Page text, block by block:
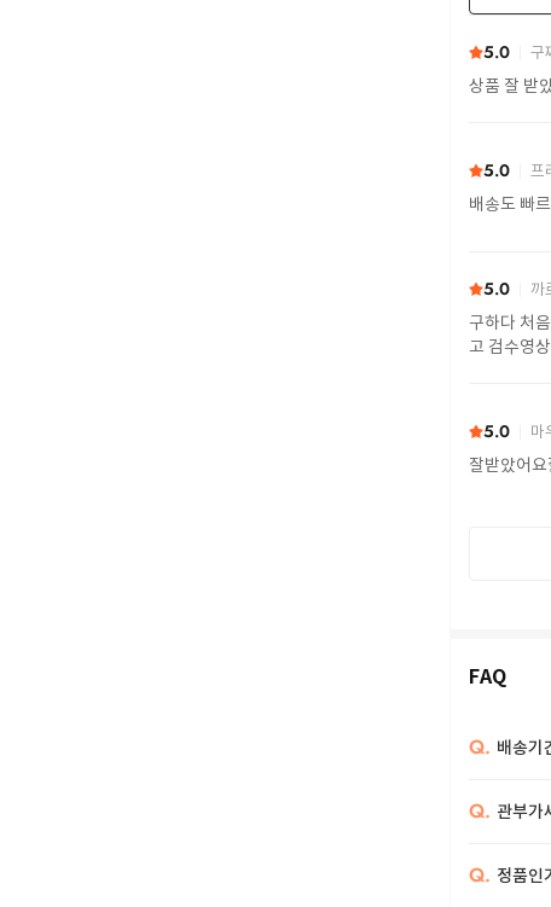
5.0 구
상품 잘 받
5.0 프
배송도 빠
5.0 까
구하다 처
고 검수영
5.0 마
잘받았어
FAQ
Q. 배송기
Q. 관부가
Q. 정품인